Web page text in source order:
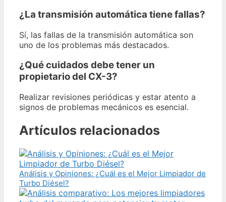
¿La transmisión automática tiene fallas?
Sí, las fallas de la transmisión automática son
uno de los problemas más destacados.
¿Qué cuidados debe tener un
propietario del CX-3?
Realizar revisiones periódicas y estar atento a
signos de problemas mecánicos es esencial.
Artículos relacionados
Análisis y Opiniones: ¿Cuál es el Mejor Limpiador de
Turbo Diésel?